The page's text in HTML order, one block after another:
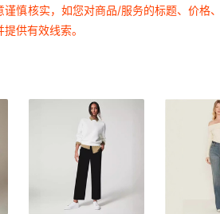
慎核实，如您对商品/服务的标题、价
供有效线索。